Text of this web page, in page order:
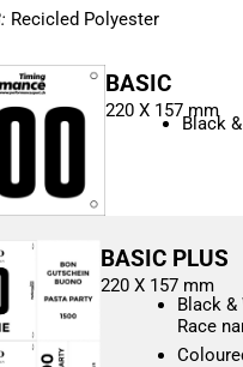
Recicled Polyester
BASIC
220 X 157 mm
Black
BASIC PLUS
220 X 157 mm
Black &
Race